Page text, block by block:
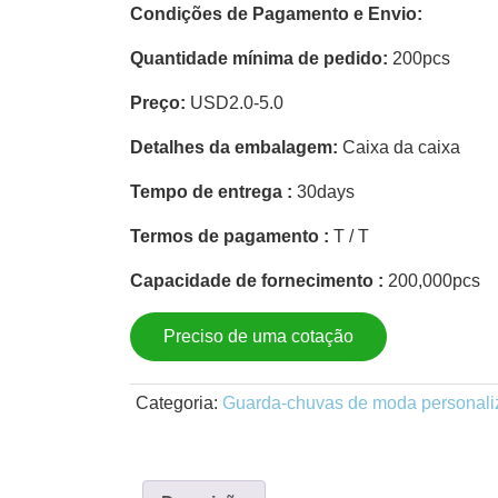
Condições de Pagamento e Envio:
Quantidade mínima de pedido: 200pcs
Preço: USD2.0-5.0
Detalhes da embalagem: Caixa da caixa
Tempo de entrega : 30days
Termos de pagamento : T / T
Capacidade de fornecimento : 200,000pcs
Preciso de uma cotação
Categoria: Guarda-chuvas de moda